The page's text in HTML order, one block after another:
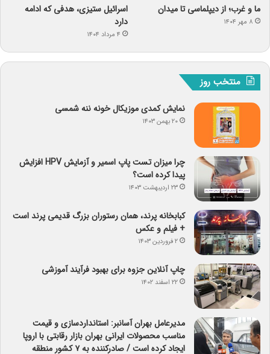
ما و غرب؛ از دیپلماسی تا میدان
۸ مهر ۱۴۰۴
اسرائیل ستیزی، هدفی که ادامه
دارد
۴ مرداد ۱۴۰۴
منتخب روز
نمایش کمدی موزیکال خونه ننه شمسی
۲۰ بهمن ۱۴۰۳
چرا میزان تست پاپ اسمیر و آزمایش HPV افزایش
پیدا کرده است؟
۲۳ اردیبهشت ۱۴۰۳
کبابخانه پرند، همان رستوران بزرگ قدیمی پرند است
+ فیلم و عکس
۲ فروردین ۱۴۰۳
چاپ آنلاین جزوه برای بهبود فرآیند آموزشی
۲۲ اسفند ۱۴۰۲
مدیرعامل بهران آسانبر: استانداردسازی و قیمت
مناسب محصولات ایرانی بهران بازار رقابتی با اروپا
ایجاد کرده است / صادرکننده به ۷ کشور منطقه